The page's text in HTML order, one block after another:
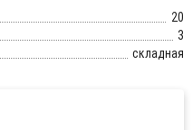
20
3
складная